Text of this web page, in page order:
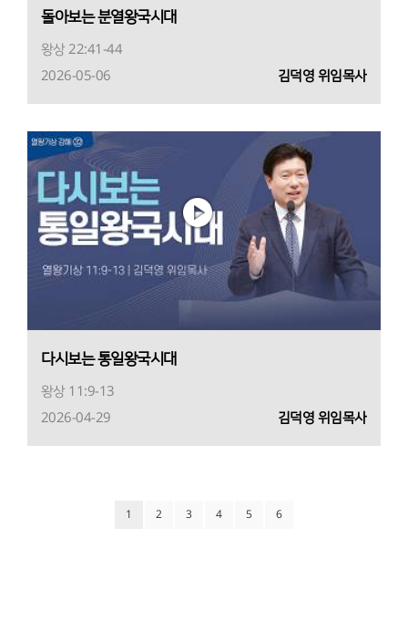
돌아보는 분열왕국시대
왕상 22:41-44
2026-05-06
김덕영 위임목사
다시보는 통일왕국시대
왕상 11:9-13
2026-04-29
김덕영 위임목사
1 2 3 4 5 6